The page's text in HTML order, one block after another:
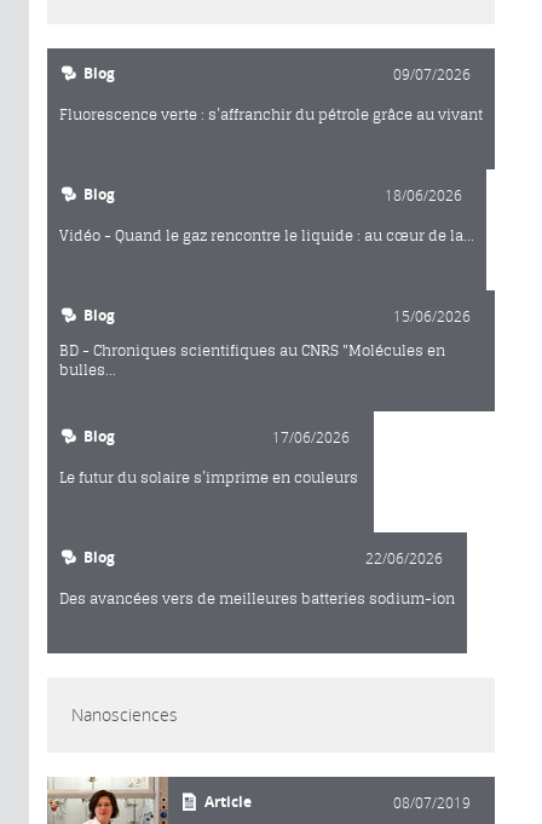
Blog 09/07/2026
Fluorescence verte : s’affranchir du pétrole grâce au vivant
Blog 18/06/2026
Vidéo - Quand le gaz rencontre le liquide : au cœur de la...
Blog 15/06/2026
BD - Chroniques scientifiques au CNRS "Molécules en
bulles...
Blog 17/06/2026
Le futur du solaire s’imprime en couleurs
Blog 22/06/2026
Des avancées vers de meilleures batteries sodium-ion
Nanosciences
Article 08/07/2019